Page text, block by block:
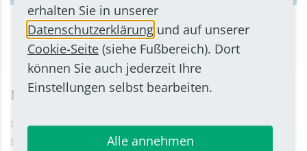
Natur und Wandern
Radfahrer und Wanderer fühlen sich in Bornheim
besonders wohl:
Ausgewiesene Wege
erhalten Sie in unserer
Datenschutzerklärung und auf unserer
Cookie-Seite (siehe Fußbereich). Dort
können Sie auch jederzeit Ihre
Einstellungen selbst bearbeiten.
Alle annehmen